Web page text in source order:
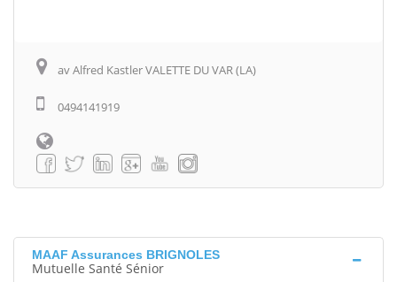
av Alfred Kastler VALETTE DU VAR (LA)
0494141919
MAAF Assurances BRIGNOLES
Mutuelle Santé Sénior